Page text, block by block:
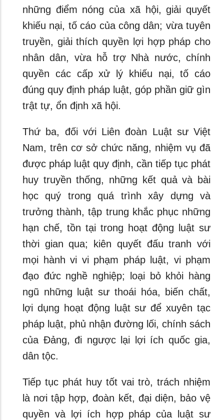
những điểm nóng của xã hội, giải quyết
khiếu nại, tố cáo của công dân; vừa tuyên
truyền, giải thích quyền lợi hợp pháp cho
nhân dân, vừa hỗ trợ Nhà nước, chính
quyền các cấp xử lý khiếu nại, tố cáo
đúng quy định pháp luật, góp phần giữ gìn
trật tự, ổn định xã hội.
Thứ ba, đối với Liên đoàn Luật sư Việt
Nam, trên cơ sở chức năng, nhiệm vụ đã
được pháp luật quy định, cần tiếp tục phát
huy truyền thống, những kết quả và bài
học quý trong quá trình xây dựng và
trưởng thành, tập trung khắc phục những
hạn chế, tồn tại trong hoạt động luật sư
thời gian qua; kiên quyết đấu tranh với
mọi hành vi vi phạm pháp luật, vi phạm
đạo đức nghề nghiệp; loại bỏ khỏi hàng
ngũ những luật sư thoái hóa, biến chất,
lợi dụng hoạt động luật sư để xuyên tạc
pháp luật, phủ nhận đường lối, chính sách
của Đảng, đi ngược lại lợi ích quốc gia,
dân tộc.
Tiếp tục phát huy tốt vai trò, trách nhiệm
là nơi tập hợp, đoàn kết, đại diện, bảo vệ
quyền và lợi ích hợp pháp của luật sư